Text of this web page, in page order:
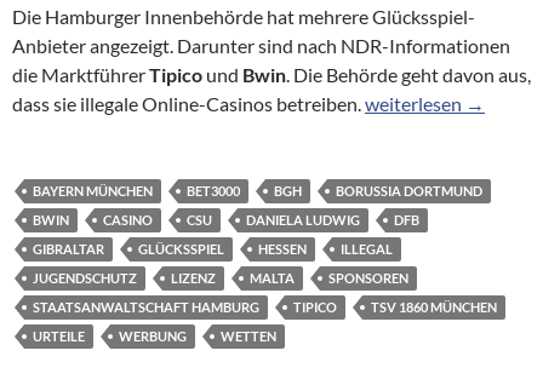
Die Hamburger Innenbehörde hat mehrere Glücksspiel-
Anbieter angezeigt. Darunter sind nach NDR-Informationen
die MarktführerTipico und Bwin. Die Behörde geht davon aus,
dass sie illegale Online-Casinos betreiben.Online-Casinos:
weiterlesen →
BAYERN MÜNCHEN BET3000 BGH
BORUSSIA DORTMUND
BWIN
CASINO CSU DANIELA LUDWIG
DFB
GIBRALTAR
GLÜCKSSPIEL HESSEN
ILLEGAL
JUGENDSCHUTZ
LIZENZ MALTA
SPONSOREN
STAATSANWALTSCHAFT HAMBURG
TIPICO
TSV 1860 MÜNCHEN
URTEILE
WERBUNG WETTEN